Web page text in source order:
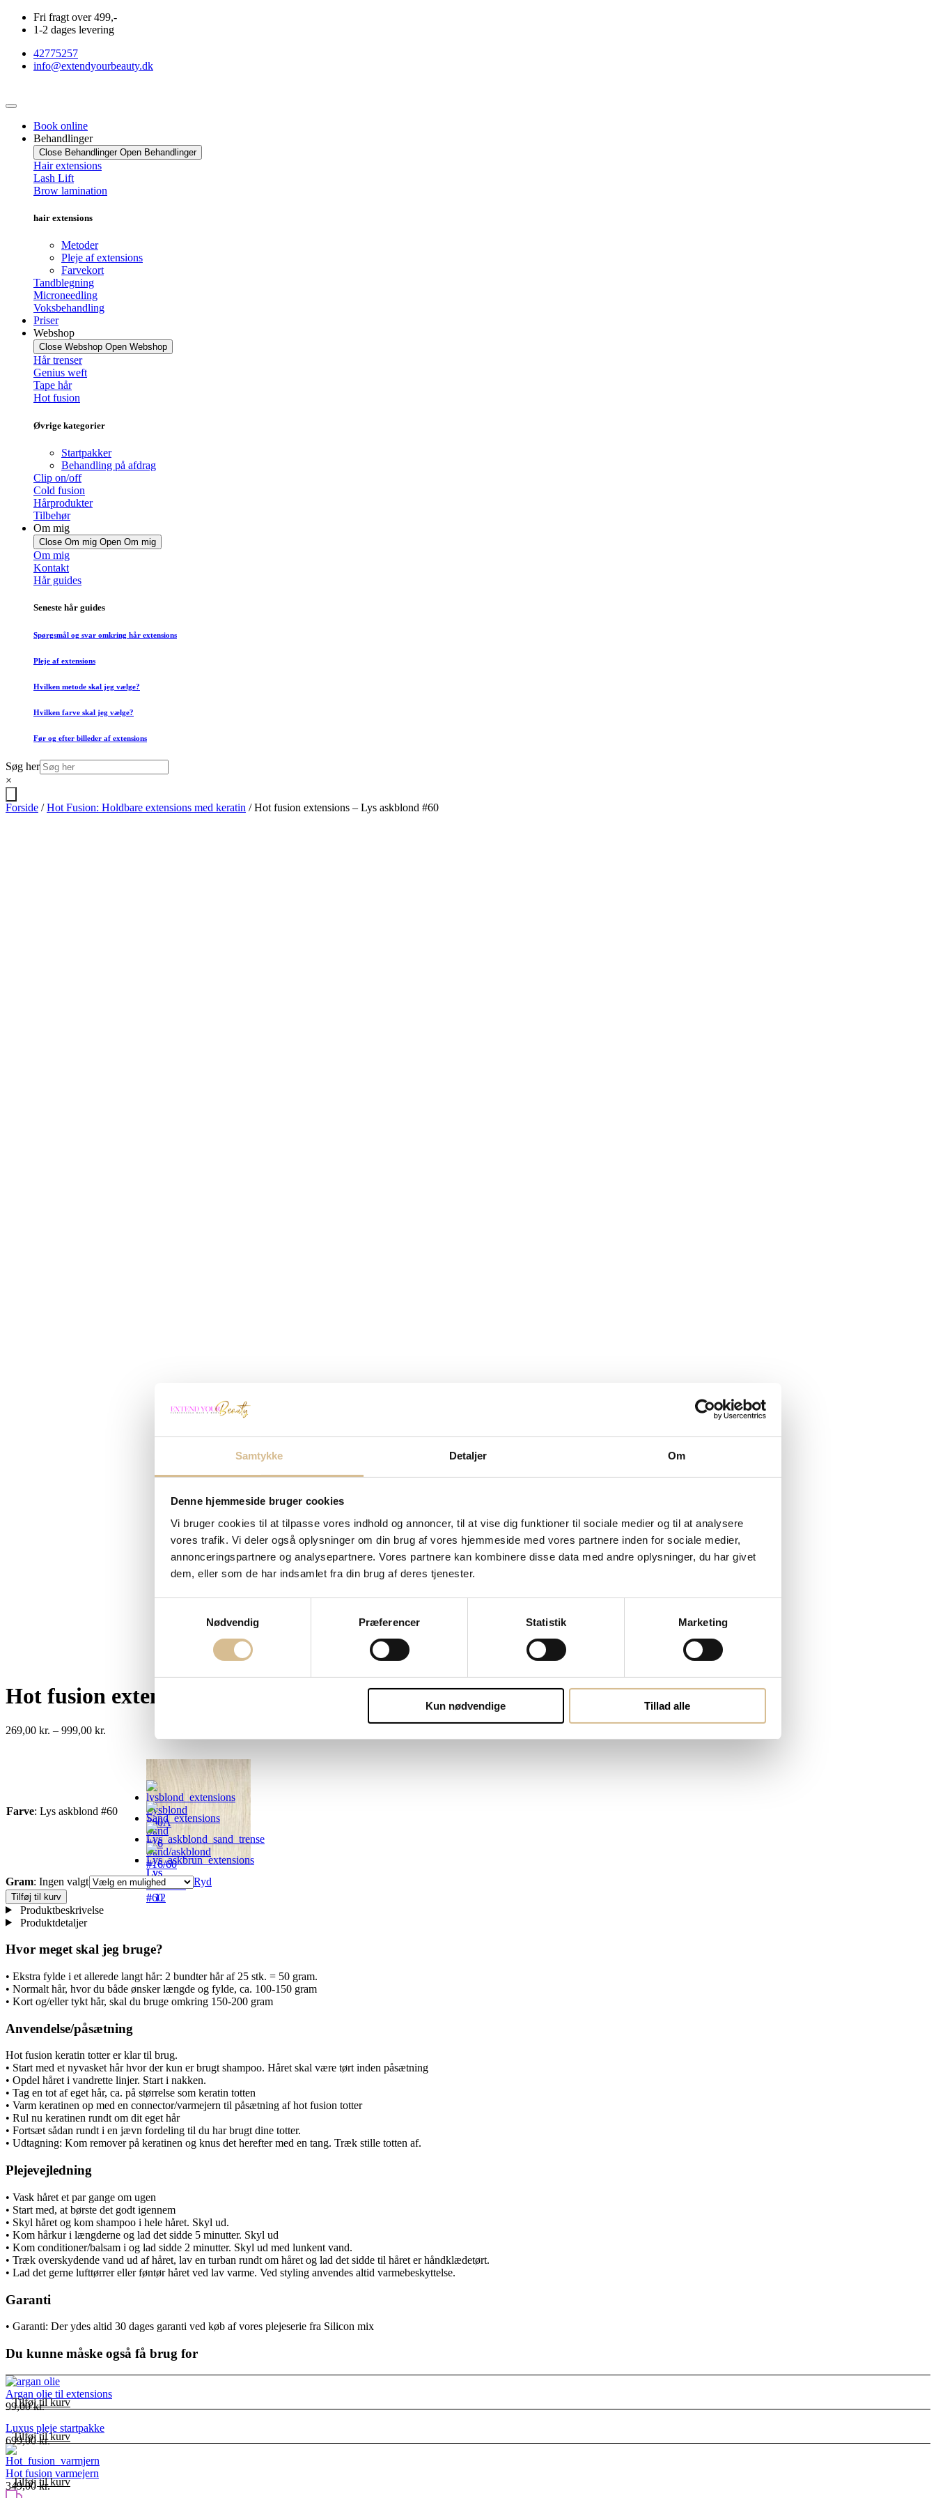
Samtykke Detaljer Om
Denne hjemmeside bruger cookies
Vi bruger cookies til at tilpasse vores indhold og annoncer, til at vise dig funktioner til sociale medier og til at analysere
vores trafik. Vi deler også oplysninger om din brug af vores hjemmeside med vores partnere inden for sociale medier,
annonceringspartnere og analysepartnere. Vores partnere kan kombinere disse data med andre oplysninger, du har givet
dem, eller som de har indsamlet fra din brug af deres tjenester.
Nødvendig
Præferencer Statistik Marketing
Kun nødvendige Tillad alle
VidereFri fragt over 499,-
1-2 dages levering
42775257
info@extendyourbeauty.dk
Book online
Behandlinger
Close Behandlinger Open Behandlinger
Hair extensions
Lash Lift
Brow lamination
hair extensions
Metoder
Pleje af extensions
Farvekort
Tandblegning
Microneedling
Voksbehandling
Priser
Webshop
Close Webshop Open Webshop
Hår trenser
Genius weft
Tape hår
Hot fusion
Øvrige kategorier
Startpakker
Behandling på afdrag
Clip on/off
Cold fusion
Hårprodukter
Tilbehør
Om mig
Close Om mig Open Om mig
Om mig
Kontakt
Hår guides
Seneste hår guides
Spørgsmål og svar omkring hår extensions
Pleje af extensions
Hvilken metode skal jeg vælge?
Hvilken farve skal jeg vælge?
Før og efter billeder af extensions
Søg her
×
Forside /Hot Fusion: Holdbare extensions med keratin / Hot fusion extensions – Lys askblond #60
Hot fusion extensions – Lys askblond #60
269,00 kr. – 999,00 kr.
Farve: Lys askblond #60
Lys
askblond
#60
Lysblond
#60A
Sand
#16
Sand/askblond
#16/60
Lys
askbrun
# 12
Gram: Ingen valgt
Ryd
Hot
fusion
extensions
Lys
askblond
#60
antal
Tilføj til kurv
Produktbeskrivelse
Produktdetaljer
Hvor meget skal jeg bruge?
• Ekstra fylde i et allerede langt hår: 2 bundter hår af 25 stk. = 50 gram.
• Normalt hår, hvor du både ønsker længde og fylde, ca. 100-150 gram
• Kort og/eller tykt hår, skal du bruge omkring 150-200 gram
Anvendelse/påsætning
Hot fusion keratin totter er klar til brug.
• Start med et nyvasket hår hvor der kun er brugt shampoo. Håret skal være tørt inden påsætning
• Opdel håret i vandrette linjer. Start i nakken.
• Tag en tot af eget hår, ca. på størrelse som keratin totten
• Varm keratinen op med en connector/varmejern til påsætning af hot fusion totter
• Rul nu keratinen rundt om dit eget hår
• Fortsæt sådan rundt i en jævn fordeling til du har brugt dine totter.
• Udtagning: Kom remover på keratinen og knus det herefter med en tang. Træk stille totten af.
Plejevejledning
• Vask håret et par gange om ugen
• Start med, at børste det godt igennem
• Skyl håret og kom shampoo i hele håret. Skyl ud.
• Kom hårkur i længderne og lad det sidde 5 minutter. Skyl ud
• Kom conditioner/balsam i og lad sidde 2 minutter. Skyl ud med lunkent vand.
• Træk overskydende vand ud af håret, lav en turban rundt om håret og lad det sidde til håret er håndklædetørt.
• Lad det gerne lufttørrer eller føntør håret ved lav varme. Ved styling anvendes altid varmebeskyttelse.
Garanti
• Garanti: Der ydes altid 30 dages garanti ved køb af vores plejeserie fra Silicon mix
Du kunne måske også få brug for
Argan olie til extensions
99,00kr.
Tilføj til kurv
Luxus pleje startpakke
699,00kr.
Tilføj til kurv
Hot fusion varmejern
349,00kr.
Tilføj til kurv